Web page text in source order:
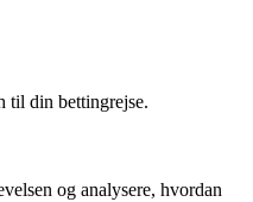
til din bettingrejse.
og analysere, hvordan